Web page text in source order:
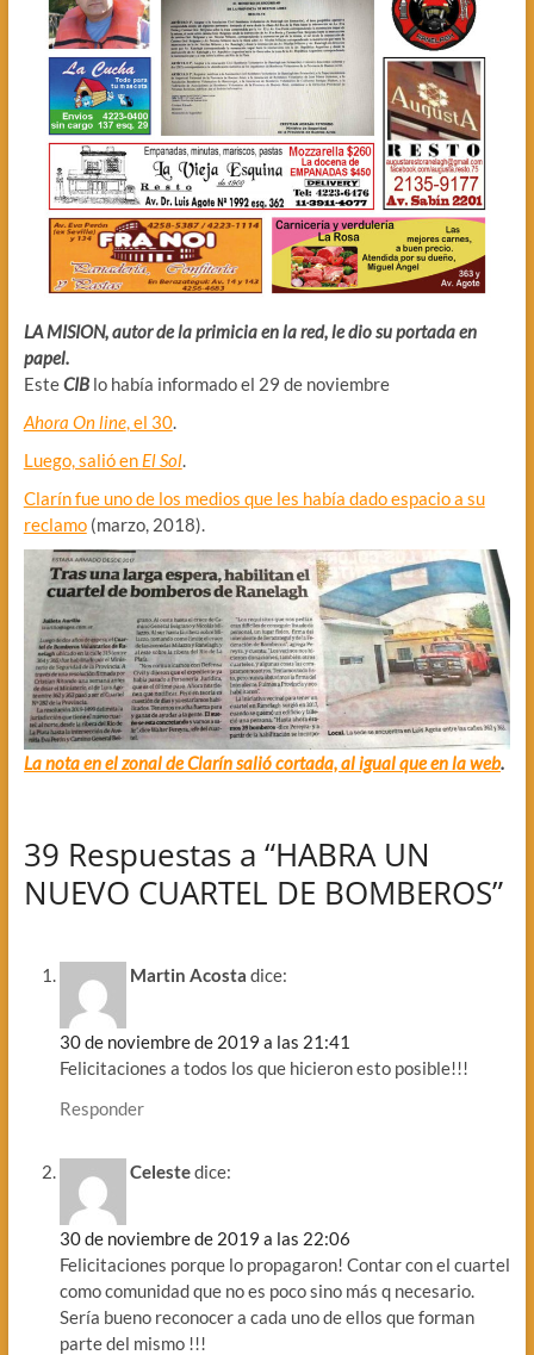
LA MISION, autor de la primicia en la red, le dio su portada en
papel.
EsteCIB lo había informado el 29 de noviembre
Ahora On line, el 30.
Luego, salió en El Sol.
Clarín fue uno de los medios que les había dado espacio a su
reclamo(marzo, 2018).
La nota en el zonal de Clarín salió cortada, al igual que en la web.
39 Respuestas a “HABRA UN
NUEVO CUARTEL DE BOMBEROS”
Martin Acosta dice:
30 de noviembre de 2019 a las 21:41
Felicitaciones a todos los que hicieron esto posible!!!
Responder
Celestedice:
30 de noviembre de 2019 a las 22:06
Felicitaciones porque lo propagaron! Contar con el cuartel
como comunidad que no es poco sino más q necesario.
Sería bueno reconocer a cada uno de ellos que forman
parte del mismo !!!